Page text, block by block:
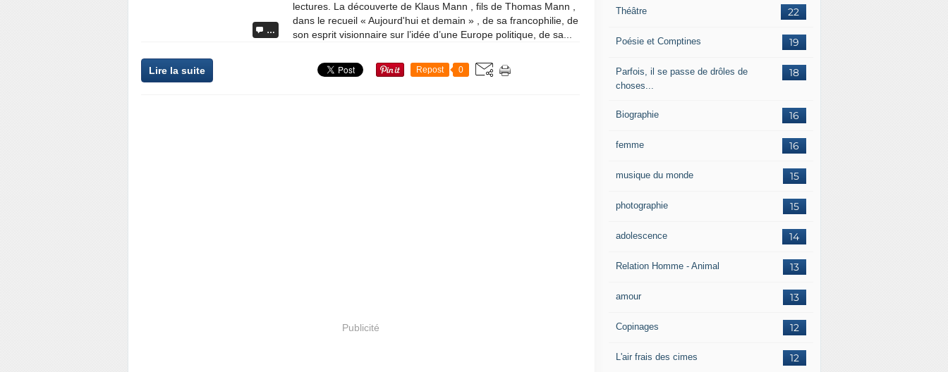
…
lectures. La découverte de Klaus Mann , fils de Thomas Mann ,
dans le recueil « Aujourd'hui et demain » , de sa francophilie, de
son esprit visionnaire sur l’idée d’une Europe politique, de sa...
Lire la suite Repost 0
Publicité
22
Théâtre
19
Poésie et Comptines
18
Parfois, il se passe de drôles de
choses...
16
Biographie
16
femme
15
musique du monde
15
photographie
14
adolescence
13
Relation Homme - Animal
13
amour
12
Copinages
12
L'air frais des cimes